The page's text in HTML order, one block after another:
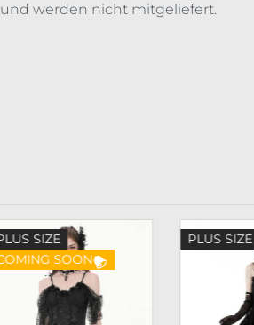
werden nicht mitgeliefert.
SIZE
SOON
PLUS SIZE